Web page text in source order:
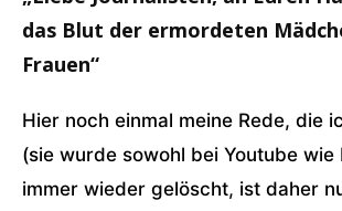
das Blut der ermordeten
Frauen“
Hier noch einmal meine Rede, die
(sie wurde sowohl bei Youtube wie
immer wieder gelöscht, ist daher